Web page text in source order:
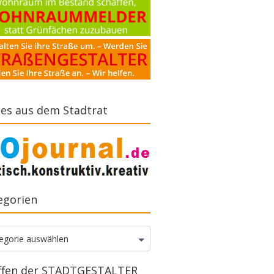
aus dem Stadtrat
auswählen
der STADTGESTALTER